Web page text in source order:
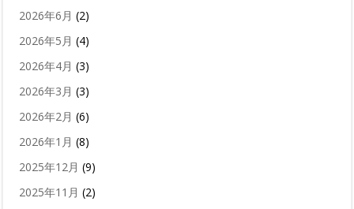
2026年6月 (2)
2026年5月 (4)
2026年4月 (3)
2026年3月 (3)
2026年2月 (6)
2026年1月 (8)
2025年12月 (9)
2025年11月 (2)